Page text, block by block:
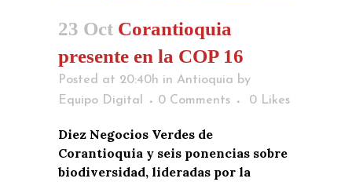
23 Oct Corantioquia
presente en la COP 16
Posted at 20:40h in Antioquia by
Equipo Digital
0 Comments 0 Likes
Diez Negocios Verdes de
Corantioquia y seis ponencias sobre
biodiversidad, lideradas por la